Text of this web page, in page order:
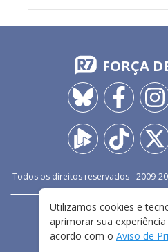
FORÇA
Todos os direitos reservados - 2009-
FALE
TERMOS E
Utilizamos cookies e
aprimorar sua
acordo com o Aviso de